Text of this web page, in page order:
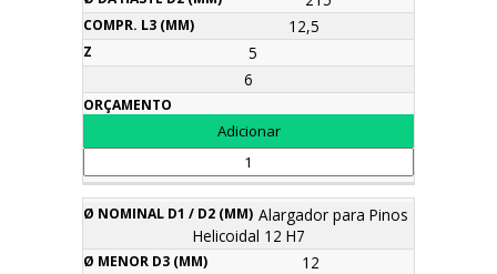
12,5
5
6
Alargador para Pinos
Helicoidal 12 H7
12